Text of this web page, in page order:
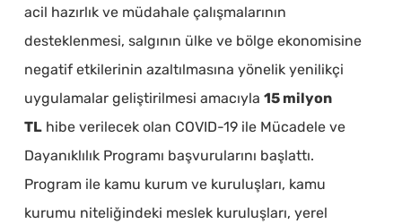
acil hazırlık ve müdahale çalışmalarının
desteklenmesi, salgının ülke ve bölge ekonomisine
negatif etkilerinin azaltılmasına yönelik yenilikçi
uygulamalar geliştirilmesi amacıyla 15 milyon
TLhibe verilecek olan COVID-19 ile Mücadele ve
Dayanıklılık Programı başvurularını başlattı.
Program ile kamu kurum ve kuruluşları, kamu
kurumu niteliğindeki meslek kuruluşları, yerel